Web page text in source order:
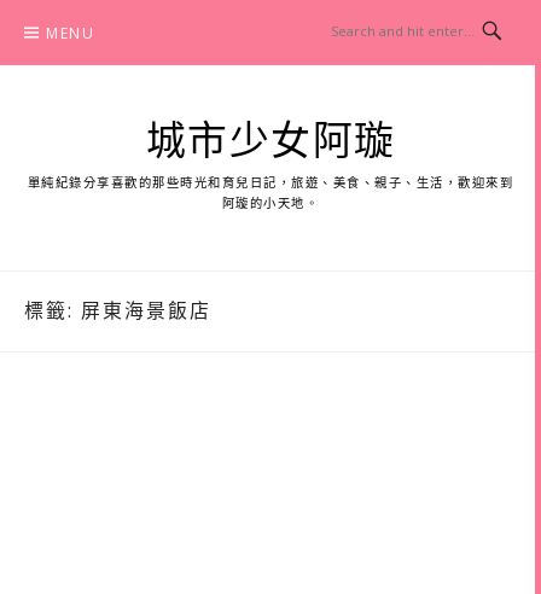
content
MENU
城市少女阿璇
單純紀錄分享喜歡的那些時光和育兒日記，旅遊、美食、親子、生活，歡迎來到
阿璇的小天地。
標籤: 屏東海景飯店